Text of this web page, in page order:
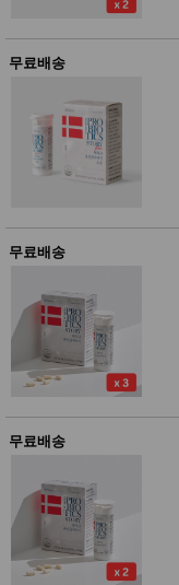
무료배송
무료배송
무료배송